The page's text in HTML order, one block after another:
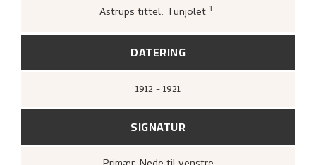
Astrups tittel: Tunjölet 1
(1921–08).
DATERING
1912 - 1921
SIGNATUR